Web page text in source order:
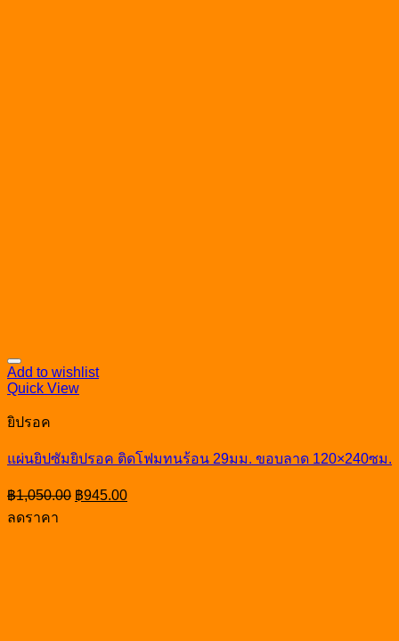
Add to wishlist
Quick View
ยิปรอค
แผ่นยิปซัมยิปรอค ติดโฟมทนร้อน 29มม. ขอบลาด 120×240ซม.
฿1,050.00 Original
price
฿945.00Current
price
ลดราคา